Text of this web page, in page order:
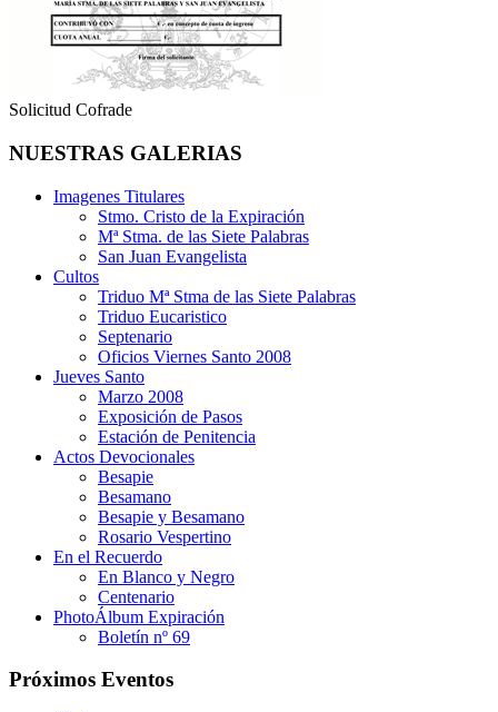
Solicitud Cofrade
NUESTRAS GALERIAS
Imagenes Titulares
Stmo. Cristo de la Expiración
Mª Stma. de las Siete Palabras
San Juan Evangelista
Cultos
Triduo Mª Stma de las Siete Palabras
Triduo Eucaristico
Septenario
Oficios Viernes Santo 2008
Jueves Santo
Marzo 2008
Exposición de Pasos
Estación de Penitencia
Actos Devocionales
Besapie
Besamano
Besapie y Besamano
Rosario Vespertino
En el Recuerdo
En Blanco y Negro
Centenario
PhotoÁlbum Expiración
Boletín nº 69
Próximos Eventos